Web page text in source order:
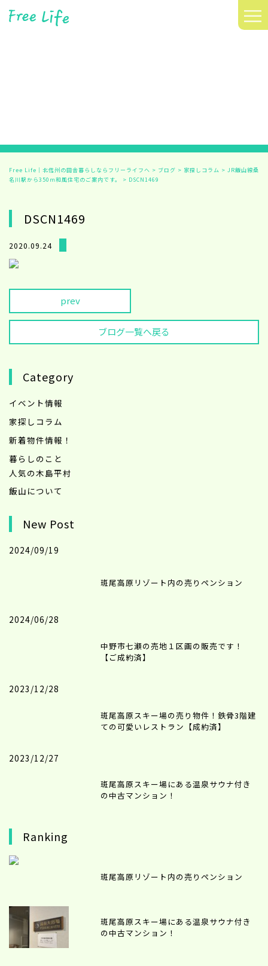
≡
Free Life｜北信州の田舎暮らしならフリーライフへ > ブログ > 家探しコラム > JR飯山線桑
名川駅から350ｍ和風住宅のご案内です。
> DSCN1469
DSCN1469
2020.09.24
prev
ブログ一覧へ戻る
Category
イベント情報
家探しコラム
新着物件情報！
暮らしのこと
人気の木島平村
飯山について
New Post
2024/09/19
斑尾高原リゾート内の売りペンション
2024/06/28
中野市七瀬の売地１区画の販売です！
【ご成約済】
2023/12/28
斑尾高原スキー場の売り物件！鉄骨3階建
ての可愛いレストラン【成約済】
2023/12/27
斑尾高原スキー場にある温泉サウナ付き
の中古マンション！
Ranking
斑尾高原リゾート内の売りペンション
斑尾高原スキー場にある温泉サウナ付き
の中古マンション！